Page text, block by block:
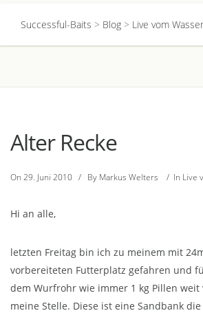
Successful-Baits > Blog > Live vom Wasser
Alter Recke
On 29. Juni 2010 / By Markus Welters / In Live
Hi an alle,
letzten Freitag bin ich zu meinem mit
vorbereiteten Futterplatz gefahren und
dem Wurfrohr wie immer 1 kg Pillen
meine Stelle. Diese ist eine Sandbank